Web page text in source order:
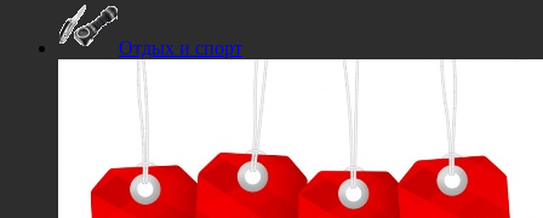
Отдых и спорт